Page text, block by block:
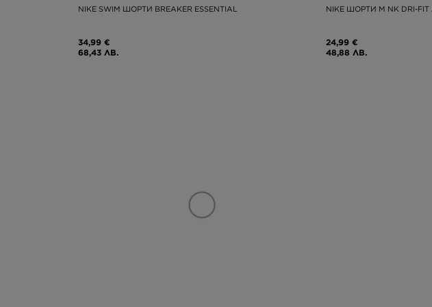
NIKE SWIM ШОРТИ BREAKER ESSENTIAL
34,99 €
68,43 ЛВ.
NIKE ШОРТИ M NK DRI-FIT
24,99 €
48,88 ЛВ.